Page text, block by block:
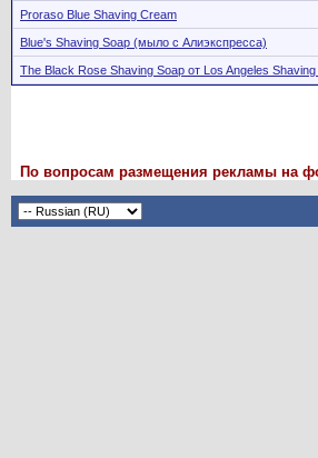
Proraso Blue Shaving Cream
Blue's Shaving Soap (мыло с Алиэкспресса)
The Black Rose Shaving Soap от Los Angeles
По вопросам размещения рекламы на